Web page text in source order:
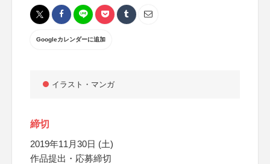
Googleカレンダーに追加
イラスト・マンガ
締切
2019年11月30日 (土)
作品提出・応募締切